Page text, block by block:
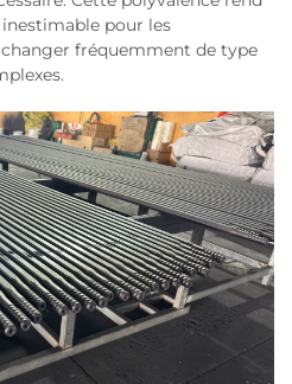
pour les
fréquemment de type